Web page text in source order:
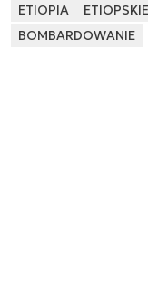
ETIOPIA
BOMBARDOWANIE